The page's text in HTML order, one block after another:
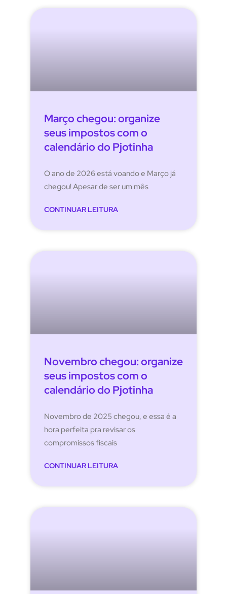
Março chegou: organize
seus impostos com o
calendário do Pjotinha
O ano de 2026 está voando e Março já
chegou! Apesar de ser um mês
CONTINUAR LEITURA
Novembro chegou: organize
seus impostos com o
calendário do Pjotinha
Novembro de 2025 chegou, e essa é a
hora perfeita pra revisar os
compromissos fiscais
CONTINUAR LEITURA